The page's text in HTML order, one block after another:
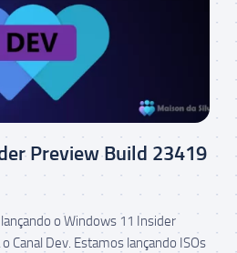
Preview Build 23419
o Windows 11 Insider
Canal Dev. Estamos lançando ISOs